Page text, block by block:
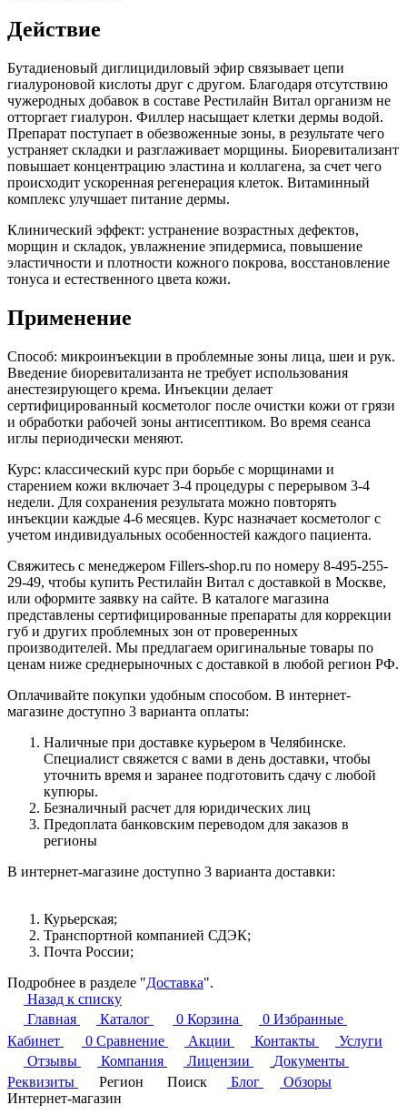
Действие
Бутадиеновый диглицидиловый эфир связывает цепи
гиалуроновой кислоты друг с другом. Благодаря отсутствию
чужеродных добавок в составе Рестилайн Витал организм не
отторгает гиалурон. Филлер насыщает клетки дермы водой.
Препарат поступает в обезвоженные зоны, в результате чего
устраняет складки и разглаживает морщины. Биоревитализант
повышает концентрацию эластина и коллагена, за счет чего
происходит ускоренная регенерация клеток. Витаминный
комплекс улучшает питание дермы.
Клинический эффект: устранение возрастных дефектов,
морщин и складок, увлажнение эпидермиса, повышение
эластичности и плотности кожного покрова, восстановление
тонуса и естественного цвета кожи.
Применение
Способ: микроинъекции в проблемные зоны лица, шеи и рук.
Введение биоревитализанта не требует использования
анестезирующего крема. Инъекции делает
сертифицированный косметолог после очистки кожи от грязи
и обработки рабочей зоны антисептиком. Во время сеанса
иглы периодически меняют.
Курс: классический курс при борьбе с морщинами и
старением кожи включает 3-4 процедуры с перерывом 3-4
недели. Для сохранения результата можно повторять
инъекции каждые 4-6 месяцев. Курс назначает косметолог с
учетом индивидуальных особенностей каждого пациента.
Свяжитесь с менеджером Fillers-shop.ru по номеру 8-495-255-
29-49, чтобы купить Рестилайн Витал с доставкой в Москве,
или оформите заявку на сайте. В каталоге магазина
представлены сертифицированные препараты для коррекции
губ и других проблемных зон от проверенных
производителей. Мы предлагаем оригинальные товары по
ценам ниже среднерыночных с доставкой в любой регион РФ.
Оплачивайте покупки удобным способом. В интернет-
магазине доступно 3 варианта оплаты:
Наличные при доставке курьером в Челябинске.
Специалист свяжется с вами в день доставки, чтобы
уточнить время и заранее подготовить сдачу с любой
купюры.
Безналичный расчет для юридических лиц
Предоплата банковским переводом для заказов в
регионы
В интернет-магазине доступно 3 варианта доставки:
Курьерская;
Транспортной компанией СДЭК;
Почта России;
Подробнее в разделе "Доставка".
Назад к списку
Главная
Каталог 0 Корзина 0 Избранные
Кабинет
0 Сравнение Акции Контакты
Услуги
Отзывы
Компания Лицензии
Документы
Реквизиты
Регион Поиск Блог
Обзоры
Интернет-магазин